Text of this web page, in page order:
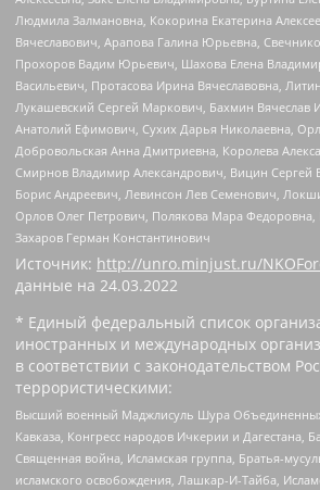
Людмила Залмановна, Кокорина Екатерина
Вячеславович, Арапова Галина Юрьевна,
Прохоров Вадим Юрьевич, Шахова Елена
Васильевич, Протасова Ирина Вячеславовна,
Лукашевский Сергей Маркович, Бахмин Вячеслав
Анатолий Ефимович, Сухих Дарья Николаевна,
Добровольская Анна Дмитриевна, Королева
Смирнов Владимир Александрович, Вицин Сергей
Борис Андреевич, Левинсон Лев Семенович,
Орлов Олег Петрович, Полякова Мара Федоровна,
Захаров Герман Константинович
Источник: http://unro.minjust.ru/
данные на 24.03.2022
* Единый федеральный список
иностранных и международных
в соответствии с законодательством
террористическими:
Высший военный Маджлисуль Шура
Кавказа, Конгресс народов Ичкерии и Дагестана,
Священная война, Исламская группа, Братья-
исламского освобождения, Лашкар-И-Тайба,